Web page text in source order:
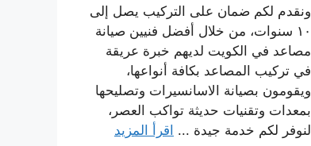
ونقدم لكم ضمان على التركيب يصل إلى
١٠ سنوات، من خلال أفضل فنيين صيانة
مصاعد في الكويت لديهم خبرة عريقة
في تركيب المصاعد بكافة أنواعها،
ويقومون بصيانة الاسانسيرات وتصليحها
بمعدات وتقنيات حديثة تواكب العصر،
لنوفر لكم خدمة جيدة ... اقرأ المزيد